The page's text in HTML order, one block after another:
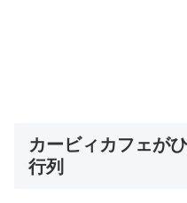
カービィカフェが
行列